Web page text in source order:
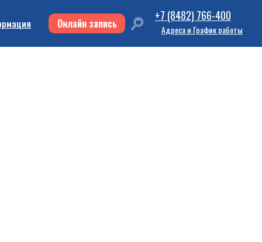
+7 (8482) 766-400
Адреса и График работы
Онлайн запись